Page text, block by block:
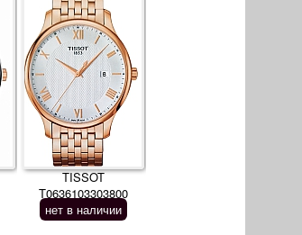
TISSOT
T0636103303800
нет в наличии